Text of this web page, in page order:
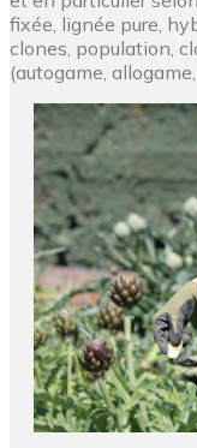
fixée, lignée pure,
clones, population,
(autogame,